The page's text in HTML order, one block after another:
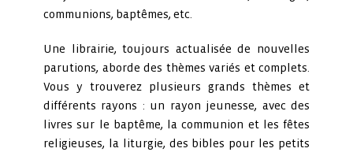
communions, baptêmes, etc.
Une librairie, toujours actualisée de nouvelles
parutions, aborde des thèmes variés et complets.
Vous y trouverez plusieurs grands thèmes et
différents rayons : un rayon jeunesse, avec des
livres sur le baptême, la communion et les fêtes
religieuses, la liturgie, des bibles pour les petits